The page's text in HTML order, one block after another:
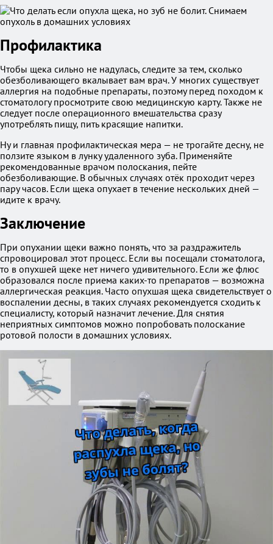
Профилактика
Чтобы щека сильно не надулась, следите за тем, сколько
обезболивающего вкалывает вам врач. У многих существует
аллергия на подобные препараты, поэтому перед походом к
стоматологу просмотрите свою медицинскую карту. Также не
следует после операционного вмешательства сразу
употреблять пищу, пить красящие напитки.
Ну и главная профилактическая мера — не трогайте десну, не
ползите языком в лунку удаленного зуба. Применяйте
рекомендованные врачом полоскания, пейте
обезболивающие. В обычных случаях отёк проходит через
пару часов. Если щека опухает в течение нескольких дней —
идите к врачу.
Заключение
При опухании щеки важно понять, что за раздражитель
спровоцировал этот процесс. Если вы посещали стоматолога,
то в опухшей щеке нет ничего удивительного. Если же флюс
образовался после приема каких-то препаратов — возможна
аллергическая реакция. Часто опухшая щека свидетельствует о
воспалении десны, в таких случаях рекомендуется сходить к
специалисту, который назначит лечение. Для снятия
неприятных симптомов можно попробовать полоскание
ротовой полости в домашних условиях.